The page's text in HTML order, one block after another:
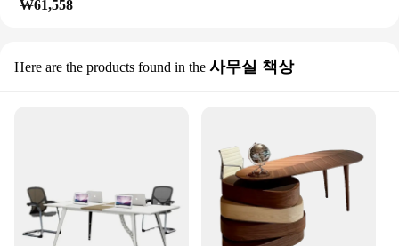
₩61,558
Here are the products found in the 사무실 책상